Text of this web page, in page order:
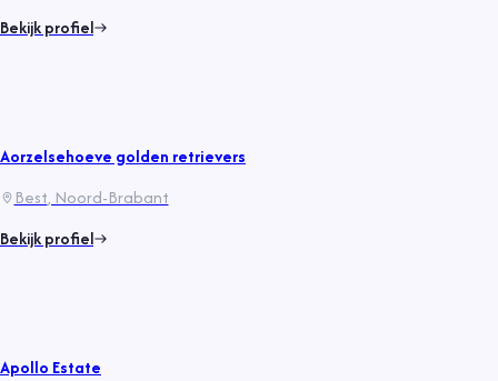
Bekijk profiel
Aorzelsehoeve golden retrievers
Best, Noord-Brabant
Bekijk profiel
Apollo Estate